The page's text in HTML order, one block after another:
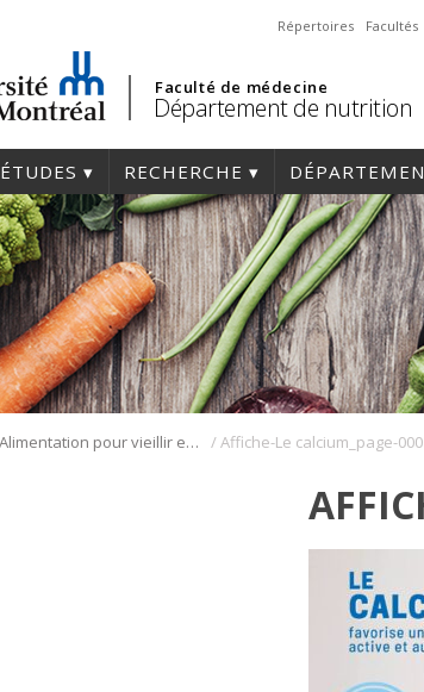
Répertoires Facultés
Faculté de médecine
Département de nutrition
ÉTUDES RECHERCHE
Alimentation pour vieillir en santé /